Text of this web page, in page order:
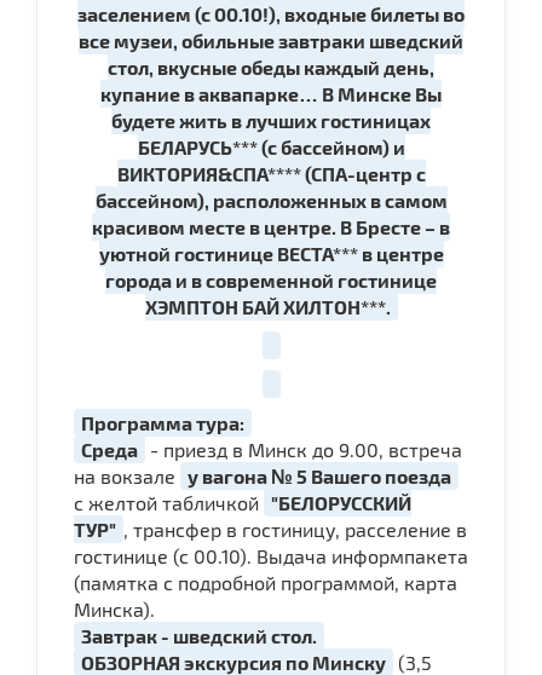
заселением (с 00.10!), входные билеты во
все музеи, обильные завтраки шведский
стол, вкусные обеды каждый день,
купание в аквапарке… В Минске Вы
будете жить в лучших гостиницах
БЕЛАРУСЬ*** (с бассейном) и
ВИКТОРИЯ&СПА**** (СПА-центр с
бассейном), расположенных в самом
красивом месте в центре. В Бресте – в
уютной гостинице ВЕСТА*** в центре
города и в современной гостинице
ХЭМПТОН БАЙ ХИЛТОН***.
Программа тура:
Среда - приезд в Минск до 9.00, встреча
на вокзале у вагона № 5 Вашего поезда
с желтой табличкой "БЕЛОРУССКИЙ
ТУР"
, трансфер в гостиницу, расселение в
гостинице (с 00.10). Выдача информпакета
(памятка с подробной программой, карта
Минска).
Завтрак - шведский стол.
ОБЗОРНАЯ экскурсия по Минску (3,5